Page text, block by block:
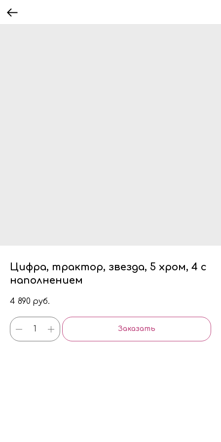
Цифра, трактор, звезда, 5 хром, 4 с
наполнением
4 890 руб.
Заказать